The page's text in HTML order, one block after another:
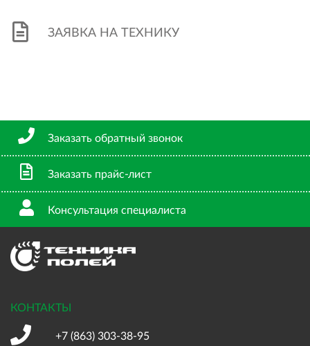
ЗАЯВКА НА ТЕХНИКУ
Заказать обратный звонок
Заказать прайс-лист
Консультация специалиста
КОНТАКТЫ
+7 (863) 303-38-95